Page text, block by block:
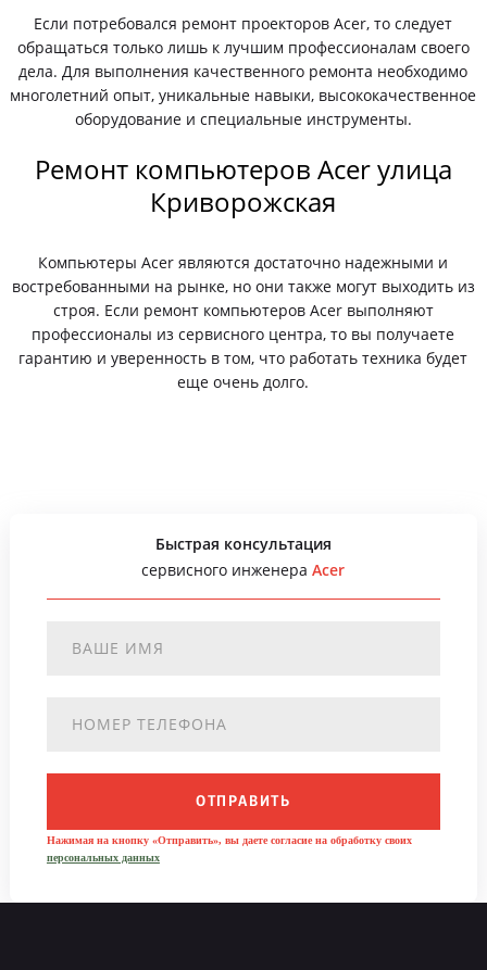
Если потребовался ремонт проекторов Acer, то следует
обращаться только лишь к лучшим профессионалам своего
дела. Для выполнения качественного ремонта необходимо
многолетний опыт, уникальные навыки, высококачественное
оборудование и специальные инструменты.
Ремонт компьютеров Acer улица
Криворожская
Компьютеры Acer являются достаточно надежными и
востребованными на рынке, но они также могут выходить из
строя. Если ремонт компьютеров Acer выполняют
профессионалы из сервисного центра, то вы получаете
гарантию и уверенность в том, что работать техника будет
еще очень долго.
Быстрая консультация
сервисного инженераAcer
ОТПРАВИТЬ
Нажимая на кнопку «Отправить», вы даете согласие на обработку своих
персональных данных